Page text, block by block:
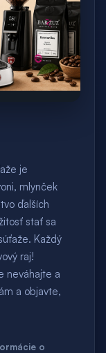
je
mlynček
ďalších
stať sa
Každý
raj!
neváhajte a
a objavte,
o